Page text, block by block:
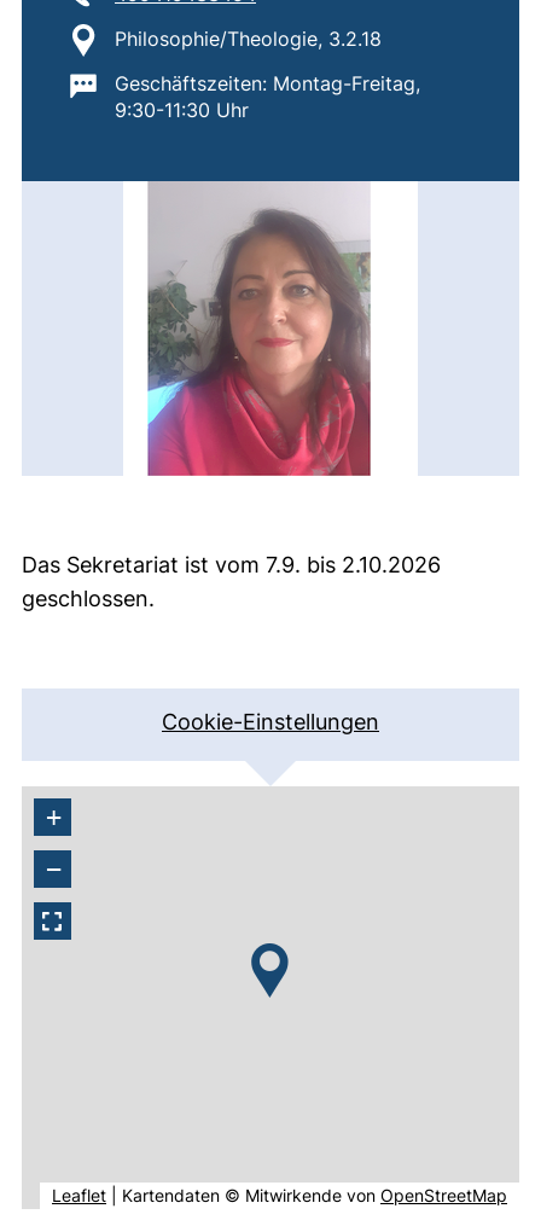
Standort:
Philosophie/Theologie, 3.2.18
Wichtige Informationen:
Geschäftszeiten: Montag-Freitag,
9:30-11:30 Uhr
Das Sekretariat ist vom 7.9. bis 2.10.2026
geschlossen.
Cookie-Einstellungen
+
−
Leaflet(externer Link, öffnet neues Fenster).
Kartendaten © Mitwirkende von OpenStreetMap